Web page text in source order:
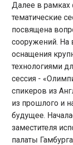
Далее в
тематические
посвящена
сооружений. На
оснащения
технологиями
сессия -
спикеров из
из прошлого и
будущее.
заместителя
палаты Гамбурга